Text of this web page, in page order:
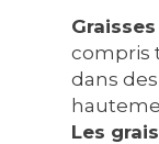
compris
dans
Les